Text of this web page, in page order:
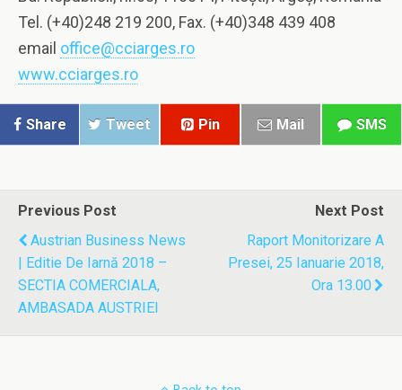
Tel. (+40)248 219 200, Fax. (+40)348 439 408
email office@cciarges.ro
www.cciarges.ro
Share Tweet Pin Mail SMS
Previous Post
Austrian Business News
| Editie De Iarnă 2018 –
SECTIA COMERCIALA,
AMBASADA AUSTRIEI
Next Post
Raport Monitorizare A
Presei, 25 Ianuarie 2018,
Ora 13.00